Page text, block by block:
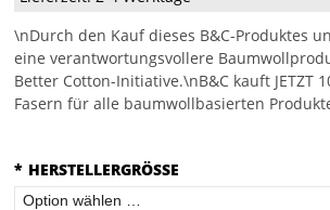
\nDurch den Kauf dieses B&C-Produktes
eine verantwortungsvollere
Better Cotton-Initiative.\nB&C kauft JETZT
Fasern für alle baumwollbasierten
* HERSTELLERGRÖSSE